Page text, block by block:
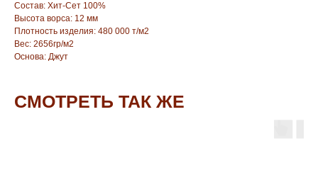
Состав: Хит-Сет 100%
Высота ворса: 12 мм
Плотность изделия: 480 000 т/м2
Вес: 2656гр/м2
Основа: Джут
СМОТРЕТЬ ТАК ЖЕ